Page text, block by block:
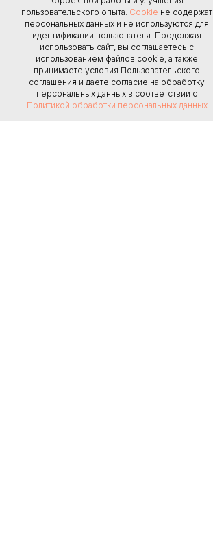
пользовательского опыта. Cookie не содержат
персональных данных и не используются для
идентификации пользователя. Продолжая
использовать сайт, вы соглашаетесь с
использованием файлов cookie, а также
принимаете условия Пользовательского
соглашения и даёте согласие на обработку
персональных данных в соответствии с
Политикой обработки персональных данных